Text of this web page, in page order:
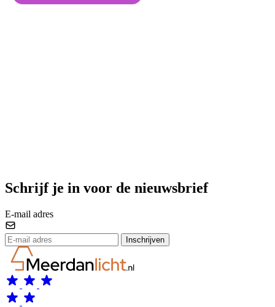
Schrijf je in voor de nieuwsbrief
E-mail adres
Inschrijven